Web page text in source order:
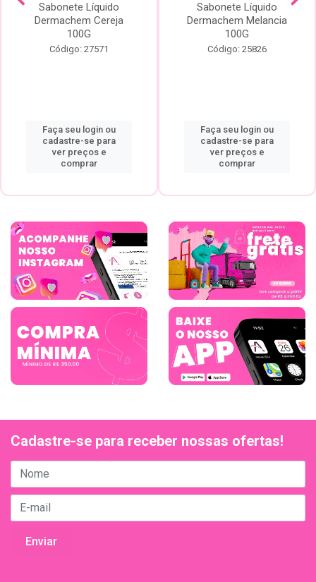
Sabonete Líquido
Dermachem Cereja
100G
Código: 27571
Faça seu login ou
cadastre-se para
ver preços e
comprar
Sabonete Líquido
Dermachem Melancia
100G
Código: 25826
Faça seu login ou
cadastre-se para
ver preços e
comprar
Cadastre-se para receber nossas ofertas!